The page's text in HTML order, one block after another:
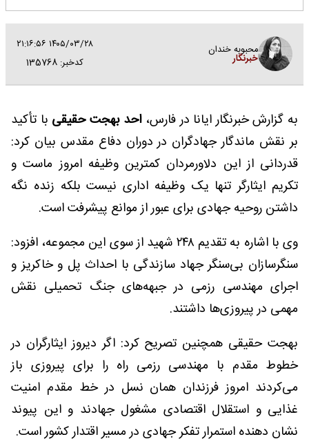
محبوبه خندان
خبرنگار
۱۴۰۵/۰۳/۲۸ ۲۱:۱۶:۵۶
کدخبر: 135768
به گزارش خبرنگار ایانا در فارس، احد بهجت حقیقی با تأکید
بر نقش ماندگار جهادگران در دوران دفاع مقدس بیان کرد:
قدردانی از این دلاورمردان کمترین وظیفه امروز ماست و
تکریم ایثارگر تنها یک وظیفه اداری نیست بلکه زنده نگه
داشتن روحیه جهادی برای عبور از موانع پیشرفت است.
وی با اشاره به تقدیم ۲۴۸ شهید از سوی این مجموعه، افزود:
سنگرسازان بی‌سنگر جهاد سازندگی با احداث پل و خاکریز و
اجرای مهندسی رزمی در جبهه‌های جنگ تحمیلی نقش
مهمی در پیروزی‌ها داشتند.
بهجت حقیقی همچنین تصریح کرد: اگر دیروز ایثارگران در
خطوط مقدم با مهندسی رزمی راه را برای پیروزی باز
می‌کردند امروز فرزندان همان نسل در خط مقدم امنیت
غذایی و استقلال اقتصادی مشغول جهادند و این پیوند
نشان دهنده استمرار تفکر جهادی در مسیر اقتدار کشور است.